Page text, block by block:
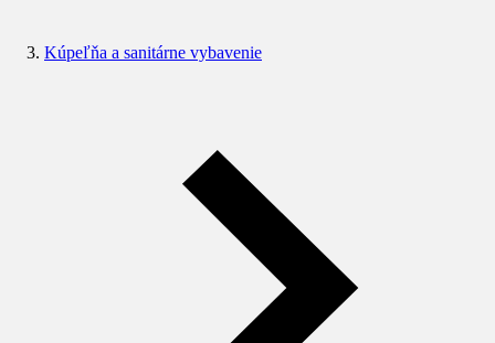
Kúpeľňa a sanitárne vybavenie